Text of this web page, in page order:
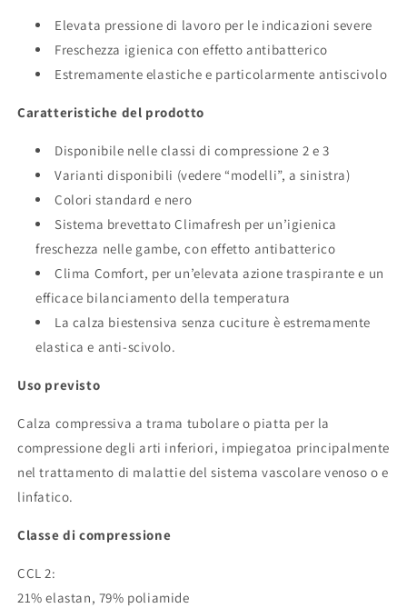
Elevata pressione di lavoro per le indicazioni severe
Freschezza igienica con effetto antibatterico
Estremamente elastiche e particolarmente antiscivolo
Caratteristiche del prodotto
Disponibile nelle classi di compressione 2 e 3
Varianti disponibili (vedere “modelli”, a sinistra)
Colori standard e nero
Sistema brevettato Climafresh per un’igienica
freschezza nelle gambe, con effetto antibatterico
Clima Comfort, per un’elevata azione traspirante e un
efficace bilanciamento della temperatura
La calza biestensiva senza cuciture è estremamente
elastica e anti-scivolo.
Uso previsto
Calza compressiva a trama tubolare o piatta per la
compressione degli arti inferiori, impiegatoa principalmente
nel trattamento di malattie del sistema vascolare venoso o e
linfatico.
Classe di compressione
CCL 2:
21% elastan, 79% poliamide